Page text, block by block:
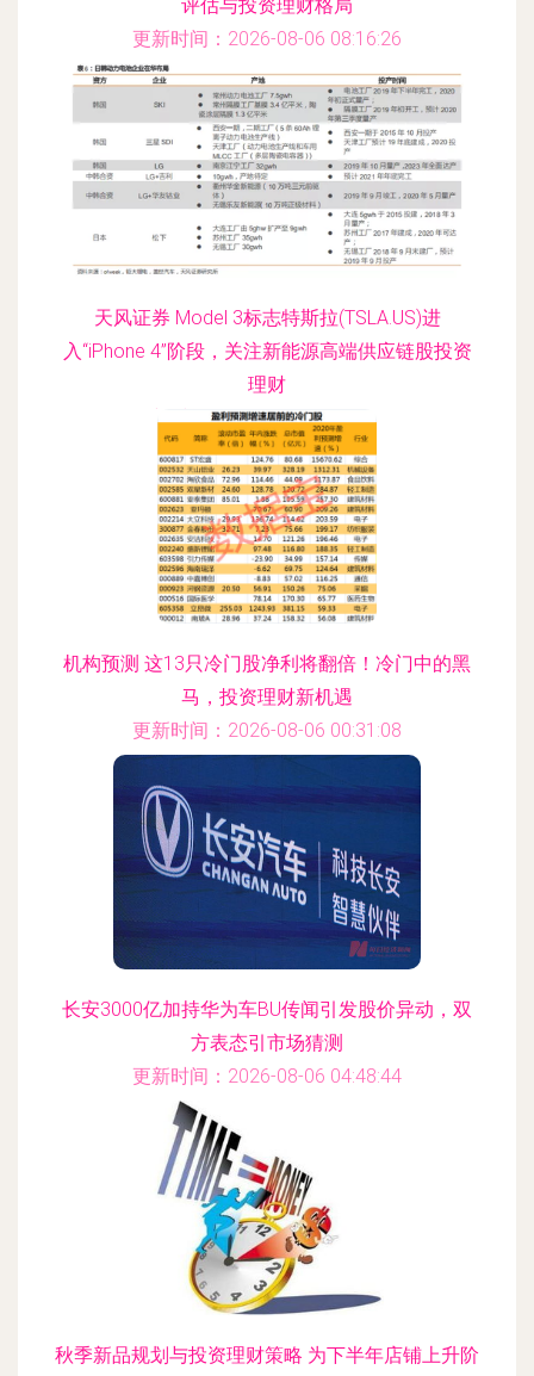
评估与投资理财格局
更新时间：2026-08-06 08:16:26
天风证券 Model 3标志特斯拉(TSLA.US)进
入“iPhone 4”阶段，关注新能源高端供应链股投资
理财
更新时间：2026-08-06 05:04:47
机构预测 这13只冷门股净利将翻倍！冷门中的黑
马，投资理财新机遇
更新时间：2026-08-06 00:31:08
长安3000亿加持华为车BU传闻引发股价异动，双
方表态引市场猜测
更新时间：2026-08-06 04:48:44
秋季新品规划与投资理财策略 为下半年店铺上升阶